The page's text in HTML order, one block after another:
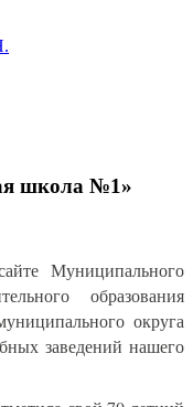
школа №1»
Муниципального
образования
округа
заведений нашего